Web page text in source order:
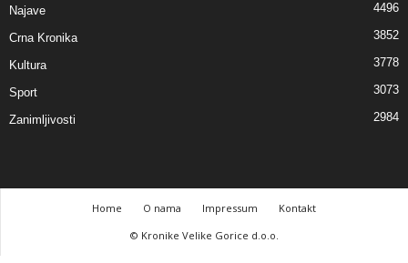
Najave 4496
Crna Kronika 3852
Kultura 3778
Sport 3073
Zanimljivosti 2984
Home O nama Impressum
Kontakt
© Kronike Velike Gorice d.o.o.